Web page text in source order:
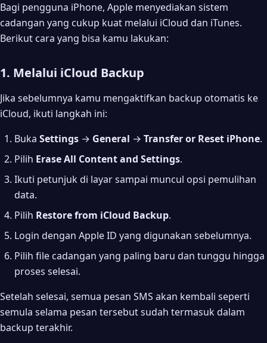
Bagi pengguna iPhone, Apple menyediakan sistem
cadangan yang cukup kuat melalui iCloud dan iTunes.
Berikut cara yang bisa kamu lakukan:
1. Melalui iCloud Backup
Jika sebelumnya kamu mengaktifkan backup otomatis ke
iCloud, ikuti langkah ini:
Buka Settings → General → Transfer or Reset iPhone.
Pilih Erase All Content and Settings.
Ikuti petunjuk di layar sampai muncul opsi pemulihan
data.
Pilih Restore from iCloud Backup.
Login dengan Apple ID yang digunakan sebelumnya.
Pilih file cadangan yang paling baru dan tunggu hingga
proses selesai.
Setelah selesai, semua pesan SMS akan kembali seperti
semula selama pesan tersebut sudah termasuk dalam
backup terakhir.